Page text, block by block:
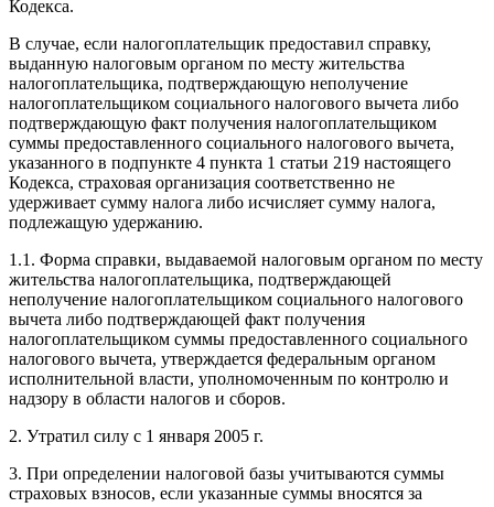
Кодекса.
В случае, если налогоплательщик предоставил справку,
выданную налоговым органом по месту жительства
налогоплательщика, подтверждающую неполучение
налогоплательщиком социального налогового вычета либо
подтверждающую факт получения налогоплательщиком
суммы предоставленного социального налогового вычета,
указанного в подпункте 4 пункта 1 статьи 219 настоящего
Кодекса, страховая организация соответственно не
удерживает сумму налога либо исчисляет сумму налога,
подлежащую удержанию.
1.1. Форма справки, выдаваемой налоговым органом по месту
жительства налогоплательщика, подтверждающей
неполучение налогоплательщиком социального налогового
вычета либо подтверждающей факт получения
налогоплательщиком суммы предоставленного социального
налогового вычета, утверждается федеральным органом
исполнительной власти, уполномоченным по контролю и
надзору в области налогов и сборов.
2. Утратил силу с 1 января 2005 г.
3. При определении налоговой базы учитываются суммы
страховых взносов, если указанные суммы вносятся за